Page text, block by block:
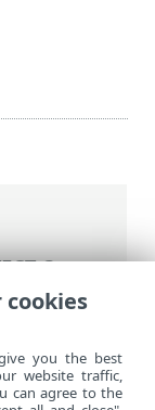
On-
On-
Menu
notifiche
cookies
you the best
website traffic,
can agree to the